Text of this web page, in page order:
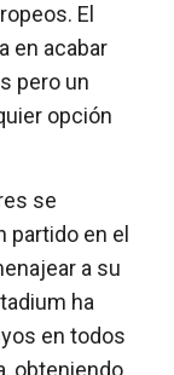
El
en acabar
pero un
opción
se
partido en el
a su
ha
en todos